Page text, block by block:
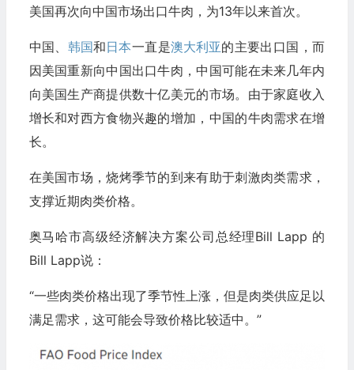
美国再次向中国市场出口牛肉，为13年以来首次。
中国、 韩国和日本一直是澳大利亚的主要出口国，而
因美国重新向中国出口牛肉，中国可能在未来几年内
向美国生产商提供数十亿美元的市场。由于家庭收入
增长和对西方食物兴趣的增加，中国的牛肉需求在增
长。
在美国市场，烧烤季节的到来有助于刺激肉类需求，
支撑近期肉类价格。
奥马哈市高级经济解决方案公司总经理Bill Lapp 的
Bill Lapp说：
“一些肉类价格出现了季节性上涨，但是肉类供应足以
满足需求，这可能会导致价格比较适中。”